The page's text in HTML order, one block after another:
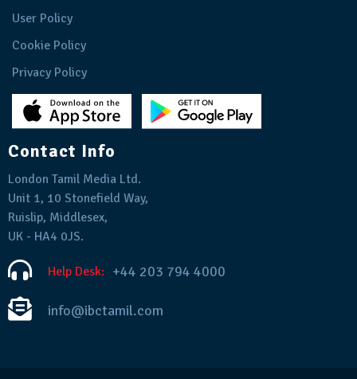
User Policy
Cookie Policy
Privacy Policy
Contact Info
London Tamil Media Ltd.
Unit 1, 10 Stonefield Way,
Ruislip, Middlesex,
UK - HA4 0JS.
Help Desk: +44 203 794 4000
info@ibctamil.com